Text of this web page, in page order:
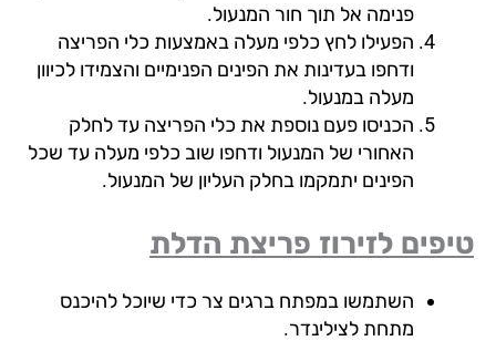
פנימה אל תוך חור המנעול.
הפעילו לחץ כלפי מעלה באמצעות כלי הפריצה
ודחפו בעדינות את הפינים הפנימיים והצמידו לכיוון
מעלה במנעול.
הכניסו פעם נוספת את כלי הפריצה עד לחלק
האחורי של המנעול ודחפו שוב כלפי מעלה עד שכל
הפינים יתמקמו בחלק העליון של המנעול.
לזירוז פריצת הדלת
השתמשו במפתח ברגים צר כדי שיוכל להיכנס
מתחת לצילינדר.